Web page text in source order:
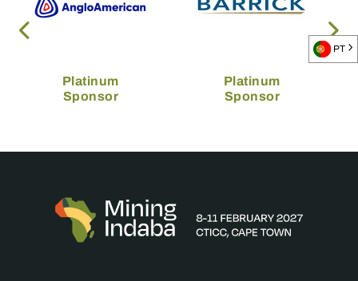
Platinum
Sponsor
Platinum
Sponsor
PT